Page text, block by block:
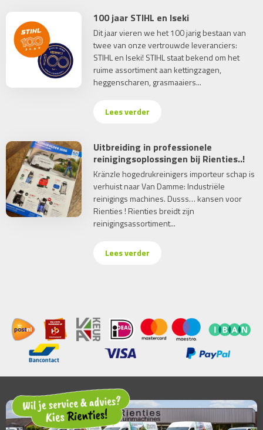
100 jaar STIHL en Iseki
Dit jaar vieren we het 100 jarig bestaan van
twee van onze vertrouwde leveranciers:
STIHL en Iseki! STIHL staat bekend om het
ruime assortiment aan kettingzagen,
heggenscharen, grasmaaiers...
Lees verder
Uitbreiding in professionele
reinigingsoplossingen bij Rienties..!
Kränzle hogedrukreinigers importeur schap is
verhuist naar Van Damme: Industriële
reinigings machines. Dusss… kansen voor
Rienties ! Rienties breidt zijn
reinigingsassortiment...
Lees verder